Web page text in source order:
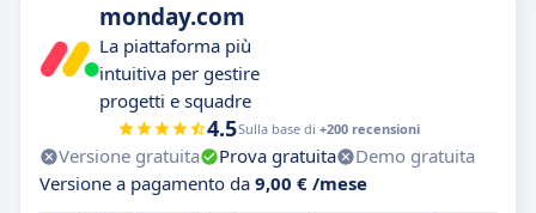
monday.com
La piattaforma più
intuitiva per gestire
progetti e squadre
4.5Sulla base di +200 recensioni
Versione gratuita Prova gratuita
Demo gratuita
Versione a pagamento da 9,00 € /mese